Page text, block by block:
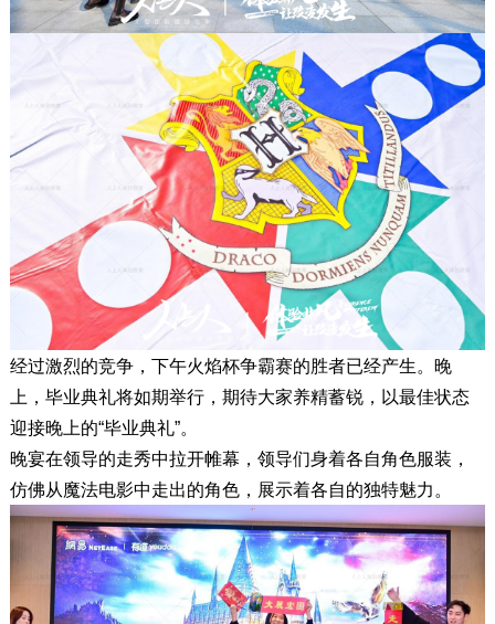
经过激烈的竞争，下午火焰杯争霸赛的胜者已经产生。晚
上，毕业典礼将如期举行，期待大家养精蓄锐，以最佳状态
迎接晚上的“毕业典礼”。
晚宴在领导的走秀中拉开帷幕，领导们身着各自角色服装，
仿佛从魔法电影中走出的角色，展示着各自的独特魅力。